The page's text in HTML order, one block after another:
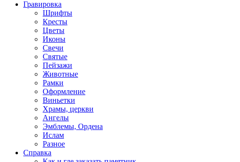
Гравировка
Шрифты
Кресты
Цветы
Иконы
Свечи
Святые
Пейзажи
Животные
Рамки
Оформление
Виньетки
Храмы, церкви
Ангелы
Эмблемы, Ордена
Ислам
Разное
Справка